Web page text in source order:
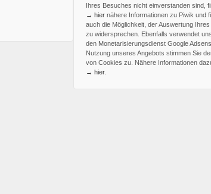
Ihres Besuches nicht einverstanden sind,
→ hier nähere Informationen zu Piwik und
auch die Möglichkeit, der Auswertung
zu widersprechen. Ebenfalls verwendet
den Monetarisierungsdienst Google
Nutzung unseres Angebots stimmen Sie
von Cookies zu. Nähere Informationen
→ hier.